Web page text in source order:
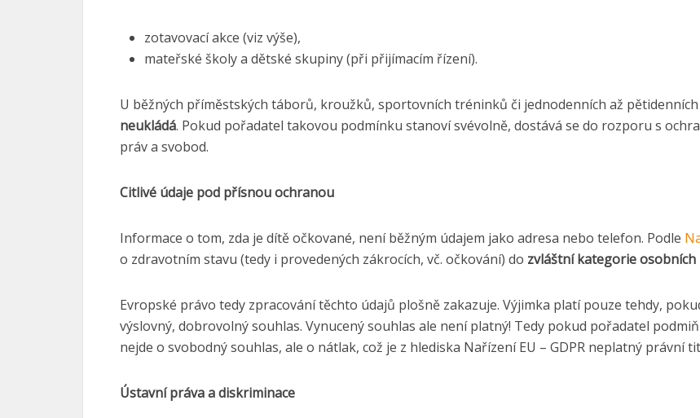
zotavovací akce (viz výše),
mateřské školy a dětské skupiny (při přijímacím řízení).
U běžných příměstských táborů, kroužků, sportovních tréninků či jednodenních až pětidenních
neukládá. Pokud pořadatel takovou podmínku stanoví svévolně, dostává se do rozporu s
práv a svobod.
Citlivé údaje pod přísnou ochranou
Informace o tom, zda je dítě očkované, není běžným údajem jako adresa nebo telefon. Podle
o zdravotním stavu (tedy i provedených zákrocích, vč. očkování) do zvláštní kategorie osobních
Evropské právo tedy zpracování těchto údajů plošně zakazuje. Výjimka platí pouze tehdy,
výslovný, dobrovolný souhlas. Vynucený souhlas ale není platný! Tedy pokud pořadatel
nejde o svobodný souhlas, ale o nátlak, což je z hlediska Nařízení EU – GDPR neplatný právní
Ústavní práva a diskriminace